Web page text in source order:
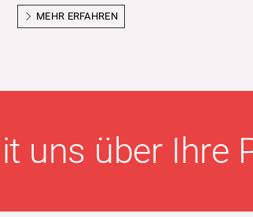
MEHR ERFAHREN
uns über Ihre